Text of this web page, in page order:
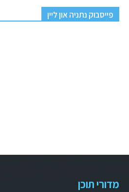
פייסבוק נתניה און ליין
מדורי תוכן